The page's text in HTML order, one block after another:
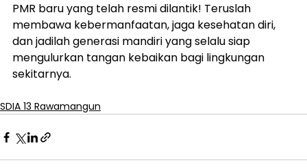
PMR baru yang telah resmi dilantik! Teruslah
membawa kebermanfaatan, jaga kesehatan diri,
dan jadilah generasi mandiri yang selalu siap
mengulurkan tangan kebaikan bagi lingkungan
sekitarnya.
SDIA 13 Rawamangun